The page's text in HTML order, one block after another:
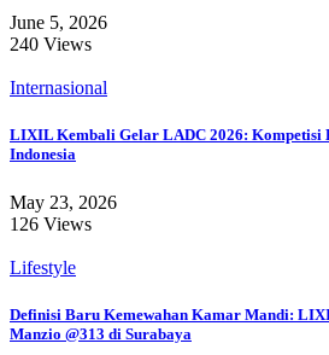
June 5, 2026
240 Views
Internasional
LIXIL Kembali Gelar LADC 2026: Kompetisi
Indonesia
May 23, 2026
126 Views
Lifestyle
Definisi Baru Kemewahan Kamar Mandi:
Manzio @313 di Surabaya